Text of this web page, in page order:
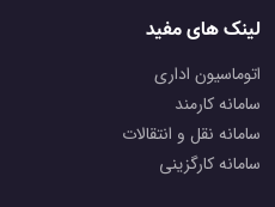
لینک های مفید
اتوماسیون اداری
سامانه کارمند
سامانه نقل و انتقالات
سامانه کارگزینی